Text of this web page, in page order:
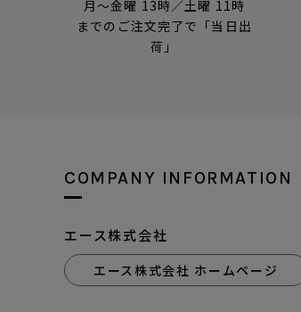
月～金曜 13時／土曜 11時
までのご注文完了で「当日出
荷」
COMPANY INFORMATION
エース株式会社
エース株式会社 ホームページ